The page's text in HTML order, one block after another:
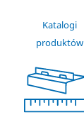
Katalogi
produktów